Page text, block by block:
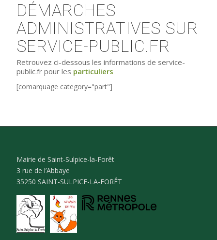
DÉMARCHES
ADMINISTRATIVES SUR
SERVICE-PUBLIC.FR
Retrouvez ci-dessous les informations de service-
public.fr pour les particuliers
[comarquage category="part"]
Mairie de Saint-Sulpice-la-Forêt
3 rue de l’Abbaye
35250 SAINT-SULPICE-LA-FORÊT